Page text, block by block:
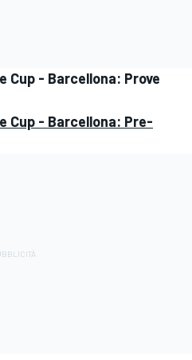
Cup - Barcellona: Prove
Cup - Barcellona: Pre-